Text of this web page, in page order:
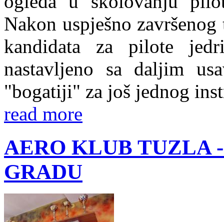
Nakon uspješno
kandidata za pilote
nastavljeno sa daljim
"bogatiji" za još jednog
read more
AERO KLUB TUZLA
GRADU